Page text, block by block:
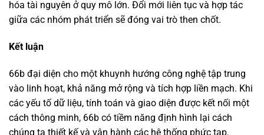
hóa tài nguyên ở quy mô lớn. Đổi mới liên tục và hợp tác
giữa các nhóm phát triển sẽ đóng vai trò then chốt.
Kết luận
66b đại diện cho một khuynh hướng công nghệ tập trung
vào linh hoạt, khả năng mở rộng và tích hợp liền mạch. Khi
các yếu tố dữ liệu, tính toán và giao diện được kết nối một
cách thông minh, 66b có tiềm năng định hình lại cách
chúng ta thiết kế và vận hành các hệ thống phức tạp.